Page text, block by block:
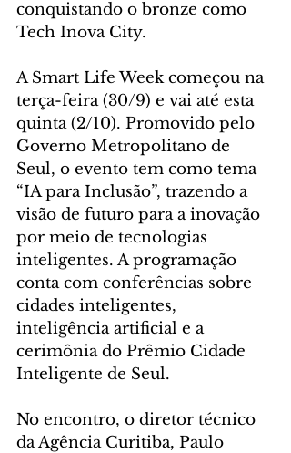
conquistando o bronze como
Tech Inova City.
A Smart Life Week começou na
terça-feira (30/9) e vai até esta
quinta (2/10). Promovido pelo
Governo Metropolitano de
Seul, o evento tem como tema
“IA para Inclusão”, trazendo a
visão de futuro para a inovação
por meio de tecnologias
inteligentes. A programação
conta com conferências sobre
cidades inteligentes,
inteligência artificial e a
cerimônia do Prêmio Cidade
Inteligente de Seul.
No encontro, o diretor técnico
da Agência Curitiba, Paulo